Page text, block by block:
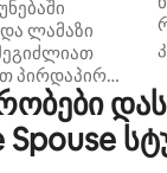
ლამაზი
პირდაპირ
დღე
Spouse